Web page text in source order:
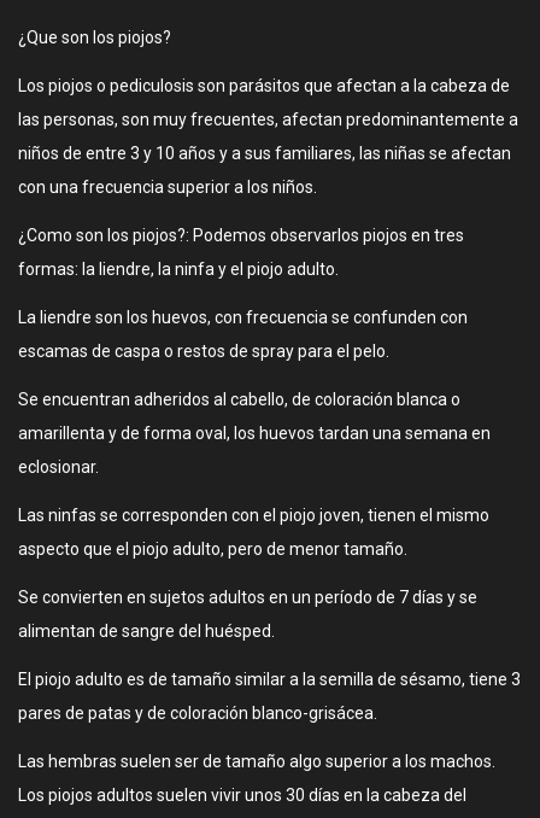
¿Que son los piojos?
Los piojos o pediculosis son parásitos que afectan a la cabeza de
las personas, son muy frecuentes, afectan predominantemente a
niños de entre 3 y 10 años y a sus familiares, las niñas se afectan
con una frecuencia superior a los niños.
¿Como son los piojos?: Podemos observarlos piojos en tres
formas: la liendre, la ninfa y el piojo adulto.
La liendre son los huevos, con frecuencia se confunden con
escamas de caspa o restos de spray para el pelo.
Se encuentran adheridos al cabello, de coloración blanca o
amarillenta y de forma oval, los huevos tardan una semana en
eclosionar.
Las ninfas se corresponden con el piojo joven, tienen el mismo
aspecto que el piojo adulto, pero de menor tamaño.
Se convierten en sujetos adultos en un período de 7 días y se
alimentan de sangre del huésped.
El piojo adulto es de tamaño similar a la semilla de sésamo, tiene 3
pares de patas y de coloración blanco-grisácea.
Las hembras suelen ser de tamaño algo superior a los machos.
Los piojos adultos suelen vivir unos 30 días en la cabeza del